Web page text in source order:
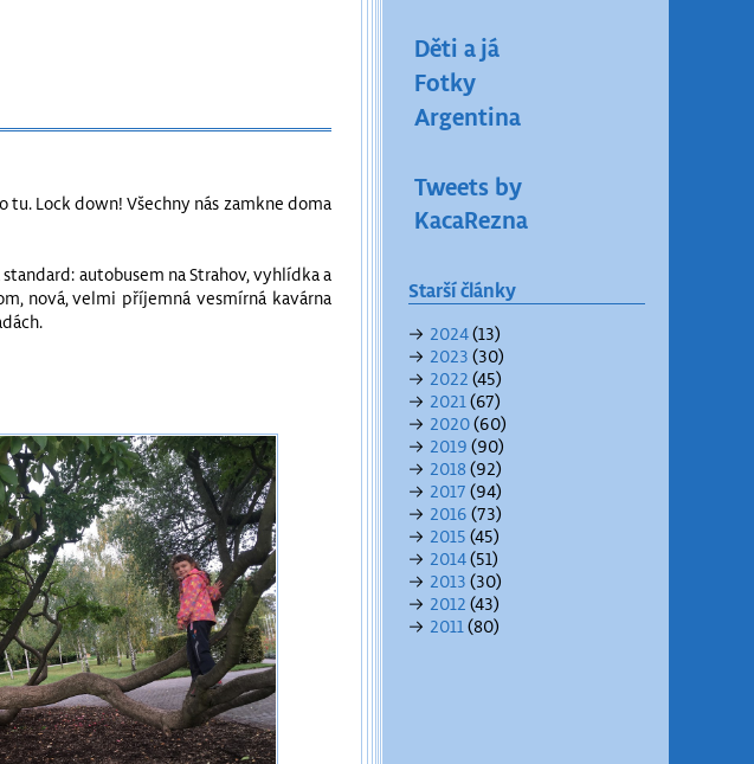
Děti a já
Fotky
Argentina
Tweets by
KacaRezna
Starší články
→ 2024(13)
→ 2023 (30)
→ 2022 (45)
→ 2021(67)
→ 2020(60)
→ 2019 (90)
→ 2018(92)
→ 2017 (94)
→ 2016 (73)
→ 2015 (45)
→ 2014(51)
→ 2013 (30)
→ 2012 (43)
→ 2011(80)
tu. Lock down! Všechny nás zamkne doma
autobusem na Strahov, vyhlídka a
nová, velmi příjemná vesmírná kavárna